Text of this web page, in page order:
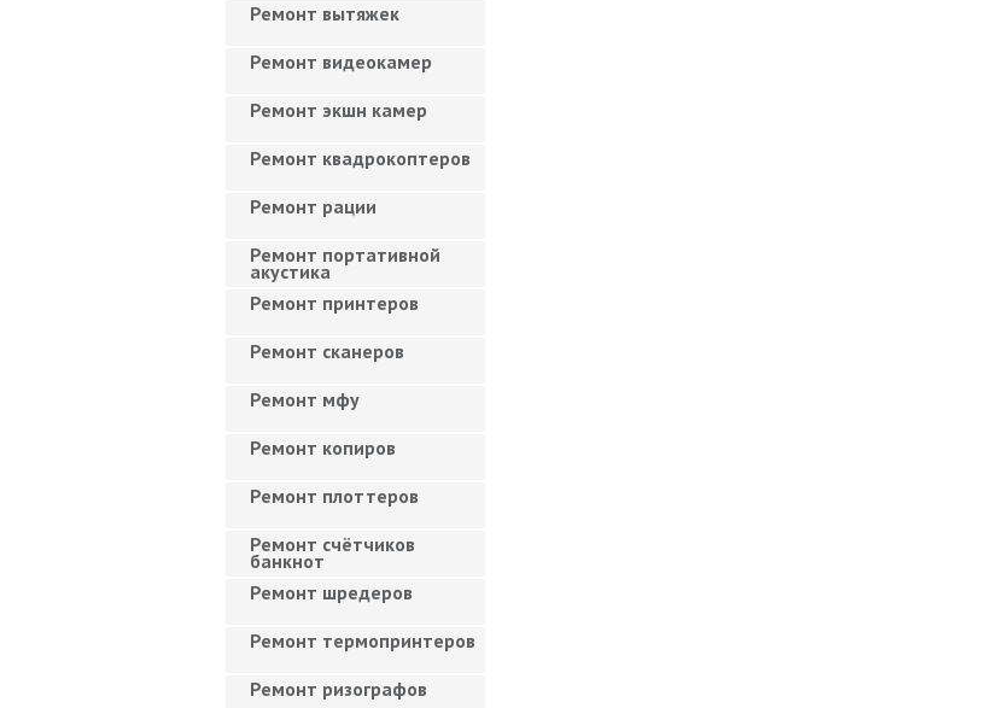
Ремонт вытяжек
Ремонт видеокамер
Ремонт экшн камер
Ремонт квадрокоптеров
Ремонт рации
Ремонт портативной
акустика
Ремонт принтеров
Ремонт сканеров
Ремонт мфу
Ремонт копиров
Ремонт плоттеров
Ремонт счётчиков
банкнот
Ремонт шредеров
Ремонт термопринтеров
Ремонт ризографов